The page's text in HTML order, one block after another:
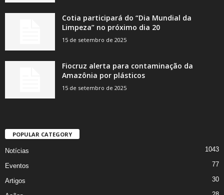
Cotia participará do “Dia Mundial da
Limpeza” no próximo dia 20
15 de setembro de 2025
Fiocruz alerta para contaminação da
Amazônia por plásticos
15 de setembro de 2025
POPULAR CATEGORY
Notícias 1043
Eventos 77
Artigos 30